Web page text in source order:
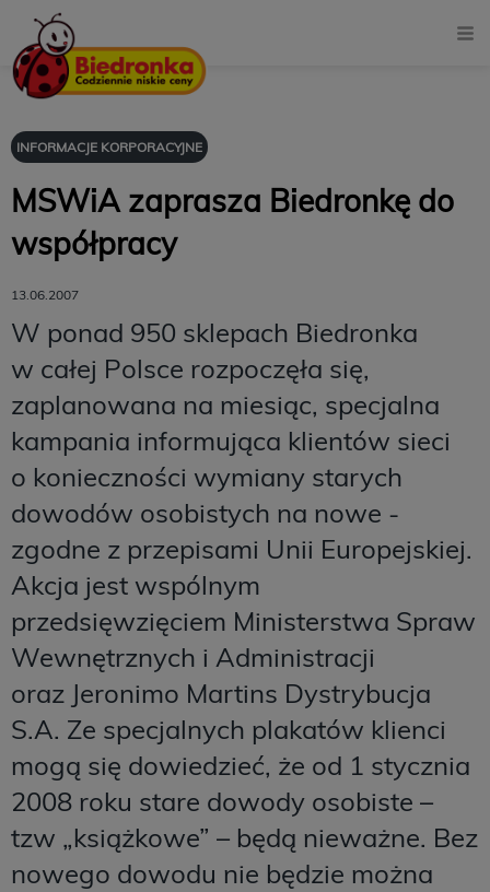
INFORMACJE KORPORACYJNE
MSWiA zaprasza Biedronkę do
współpracy
13.06.2007
W ponad 950 sklepach Biedronka
w całej Polsce rozpoczęła się,
zaplanowana na miesiąc, specjalna
kampania informująca klientów sieci
o konieczności wymiany starych
dowodów osobistych na nowe -
zgodne z przepisami Unii Europejskiej.
Akcja jest wspólnym
przedsięwzięciem Ministerstwa Spraw
Wewnętrznych i Administracji
oraz Jeronimo Martins Dystrybucja
S.A. Ze specjalnych plakatów klienci
mogą się dowiedzieć, że od 1 stycznia
2008 roku stare dowody osobiste –
tzw „książkowe” – będą nieważne. Bez
nowego dowodu nie będzie można